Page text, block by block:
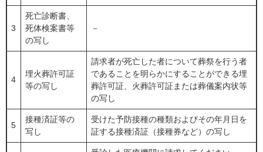
3
死亡診断書、
死体検案書等
の写し
－
4
埋火葬許可証
等の写し
請求者が死亡した者について葬祭を行う者
であることを明らかにすることができる埋
葬許可証、火葬許可証または葬儀案内状等
の写し
5
接種済証等の
写し
受けた予防接種の種類およびその年月日を
証する接種済証（接種券など）の写し